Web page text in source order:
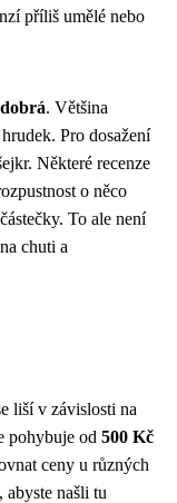
příliš umělé nebo
dobrá. Většina
Pro dosažení
Některé recenze
o něco
To ale není
chuti a
liší v závislosti na
pohybuje od 500 Kč
ceny u různých
našli tu